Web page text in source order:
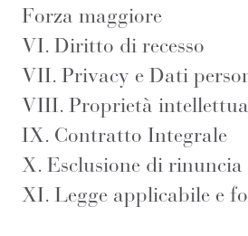
Forza maggiore
VI. Diritto di recesso
VII. Privacy e Dati
VIII. Proprietà
IX. Contratto Integrale
X. Esclusione di rinuncia
XI. Legge applicabile e